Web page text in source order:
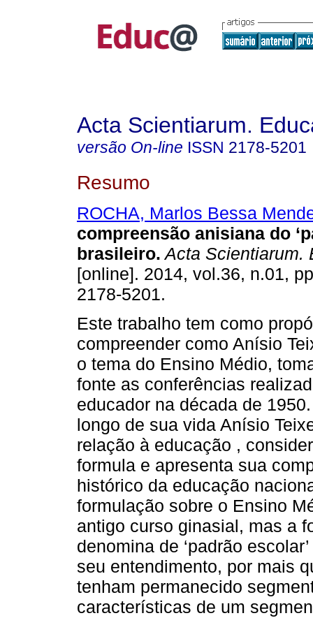
Acta Scientiarum.
versão On-line ISSN 2178-5201
Resumo
ROCHA, Marlos Bessa
compreensão anisiana do
brasileiro. Acta Scientiarum.
[online]. 2014, vol.36, n.01,
2178-5201.
Este trabalho tem como
compreender como Anísio
o tema do Ensino Médio,
fonte as conferências
educador na década de
longo de sua vida Anísio
relação à educação ,
formula e apresenta sua
histórico da educação
formulação sobre o Ensino
antigo curso ginasial, mas a
denomina de ‘padrão
seu entendimento, por mais
tenham permanecido
características de um